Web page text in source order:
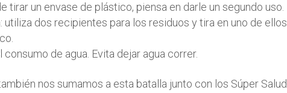
tirar un envase de plástico, piensa en darle un segundo uso.
utiliza dos recipientes para los residuos y tira en uno de
consumo de agua. Evita dejar agua correr.
nos sumamos a esta batalla junto con los Súper